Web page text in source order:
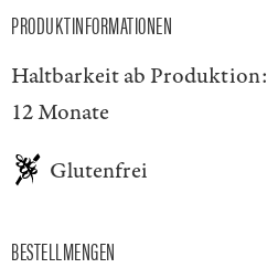
PRODUKTINFORMATIONEN
Haltbarkeit ab Produktion:
12 Monate
Glutenfrei
BESTELLMENGEN